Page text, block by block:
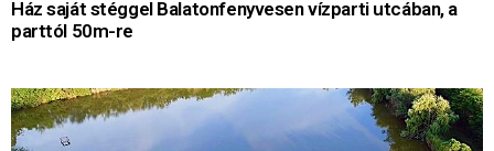
Ház saját stéggel Balatonfenyvesen vízparti utcában, a
parttól 50m-re